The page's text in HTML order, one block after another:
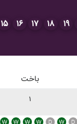
۱۵ ۱۶ ۱۷ ۱۸ ۱۹
باخت
۱